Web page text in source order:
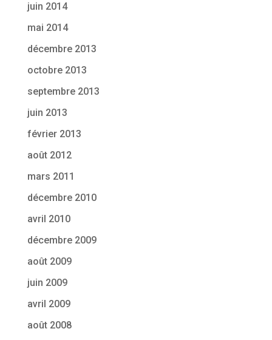
juin 2014
mai 2014
décembre 2013
octobre 2013
septembre 2013
juin 2013
février 2013
août 2012
mars 2011
décembre 2010
avril 2010
décembre 2009
août 2009
juin 2009
avril 2009
août 2008